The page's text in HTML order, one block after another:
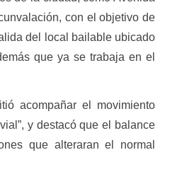
con el objetivo de
del local bailable ubicado
que ya se trabaja en el
acompañar el movimiento
y destacó que el balance
que alteraran el normal